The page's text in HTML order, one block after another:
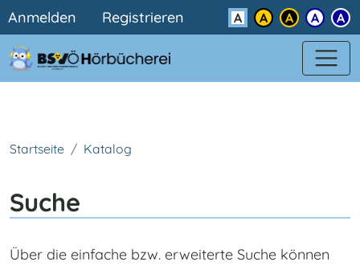
Direkt zum Inhalt
Benutzermenü
Anmelden Registrieren Kontrast
Startseite Katalog
Suche
Über die einfache bzw. erweiterte Suche können